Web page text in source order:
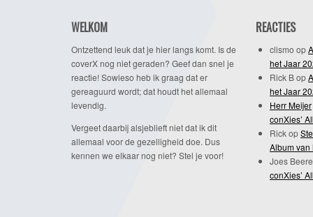
WELKOM
Ontzettend leuk dat je hier langs komt. Is de
coverX nog niet geraden? Geef dan snel je
reactie! Sowieso heb ik graag dat er
gereaguurd wordt; dat houdt het allemaal
levendig.
Vergeet daarbij alsjeblieft niet dat ik dit
allemaal voor de gezelligheid doe. Dus
kennen we elkaar nog niet? Stel je voor!
REACTIES
clismo op
het Jaar
Rick Bop
het Jaar
Herr Meijer
conXies’
Rickop
Album van
Joes
conXies’